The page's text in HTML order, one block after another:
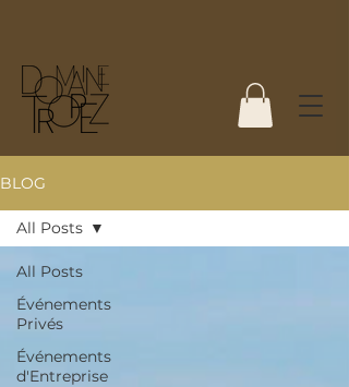
BLOG
All Posts
Événements
Privés
Événements
d'Entreprise
All Posts